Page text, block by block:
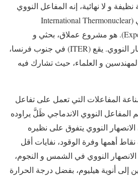
و لا نهائية، إنه المفاعل النووي
الحراري الاختباري الدولي (International Thermonuclear
Experimental Reactor : ITER). هو مشروع عملاق، بحثي و
هندسي، في مجال الانصهار النووي. يقع (ITER) في جنوب فرنسا،
و العلماء، حيث تشارك فيه
المفاعلات التي تعمل على تفاعل
المفاعل النووي الاندماجي ظَلَّ يراوده
الانصهار النووي يتفوق على نظيره
أهمها وفرة الوقود، نفايات أقل
النووي في الشمس و النجوم،
إلى أنوية هيليوم، بفضل درجة الحرارة